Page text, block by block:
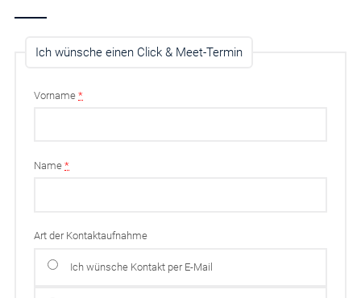
Ich wünsche einen Click & Meet-Termin
Vorname*
Name*
Art der Kontaktaufnahme
Ich wünsche Kontakt per E-Mail